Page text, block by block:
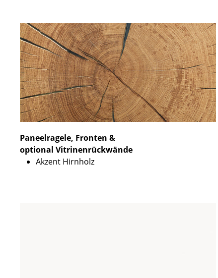
Paneelragele, Fronten &
optional Vitrinenrückwände
Akzent Hirnholz